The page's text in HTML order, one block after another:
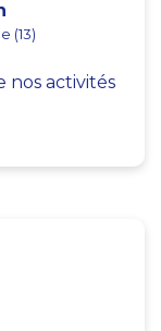
(13)
nos activités